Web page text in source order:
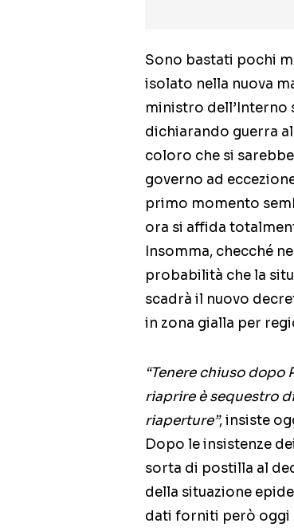
Sono bastati pochi
isolato nella nuova
ministro dell’Interno
dichiarando guerra
coloro che si
governo ad
primo momento
ora si affida
Insomma, checché
probabilità che la
scadrà il nuovo
in zona gialla per
“Tenere chiuso dopo
riaprire è sequestro
riaperture”, insiste
Dopo le insistenze
sorta di postilla al
della situazione
dati forniti però oggi